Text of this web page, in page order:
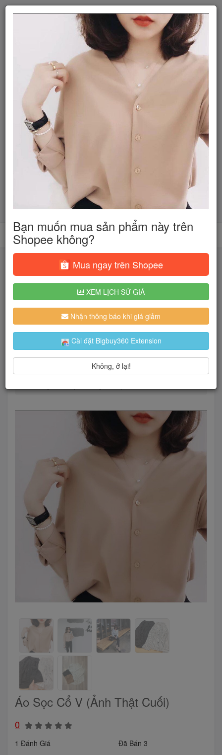
Tìm kiếm
Người dùng đang quan tâm đến 🔥...
Trang chủ Thời Trang Nữ
Trang phục nữ
Áo Sọc Cổ V (Ảnh Thật Cuối)
0
1 Đánh Giá
Đã Bán 3
Bạn muốn mua sản phẩm này trên
Shopee không?
Mua ngay trên Shopee
XEM LỊCH SỬ GIÁ
Nhận thông báo khi giá giảm
Cài đặt Bigbuy360 Extension
Không, ở lại!